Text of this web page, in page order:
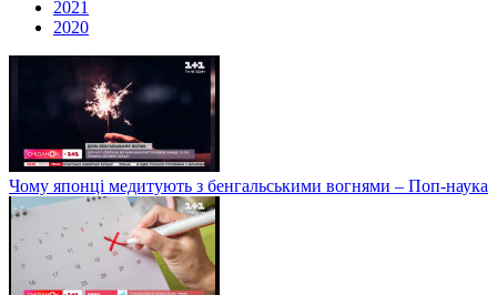
2021
2020
Чому японці медитують з бенгальськими вогнями – Поп-наука